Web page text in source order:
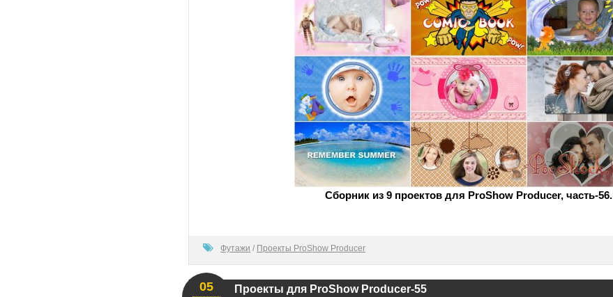
Сборник из 9 проектов для ProShow Producer, часть-56.
Футажи / Проекты ProShow Producer
Проекты для ProShow Producer-55
05